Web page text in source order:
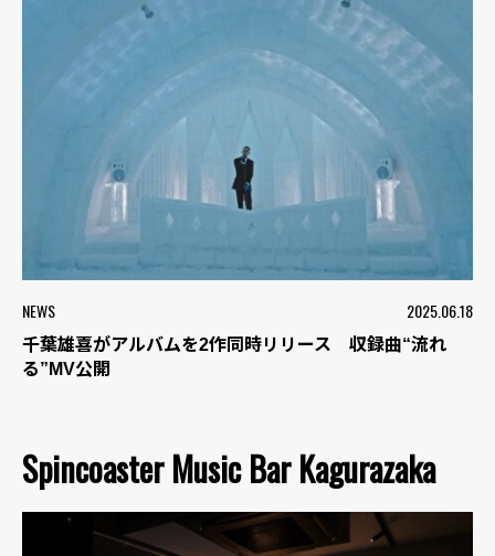
NEWS 2025.06.18
千葉雄喜がアルバムを2作同時リリース 収録曲“流れ
る”MV公開
Spincoaster Music Bar Kagurazaka